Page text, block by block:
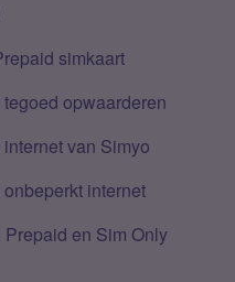
simkaart
opwaarderen
van Simyo
internet
Prepaid en Sim Only